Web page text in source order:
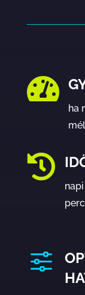

ha

f